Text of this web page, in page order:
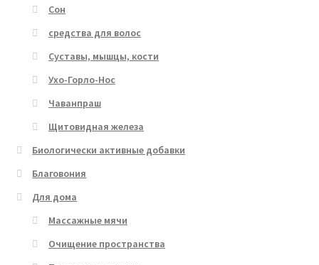
Сон
средства для волос
Суставы, мышцы, кости
Ухо-Горло-Нос
Чаванпраш
Щитовидная железа
Биологически активные добавки
Благовония
Для дома
Массажные мячи
Очищение пространства